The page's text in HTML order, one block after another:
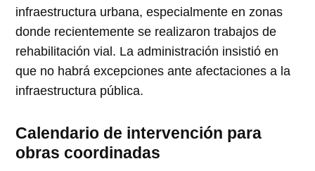
infraestructura urbana, especialmente en zonas
donde recientemente se realizaron trabajos de
rehabilitación vial. La administración insistió en
que no habrá excepciones ante afectaciones a la
infraestructura pública.
Calendario de intervención para
obras coordinadas